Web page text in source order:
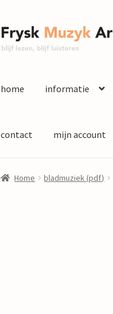
Ga
door
Ga
naar
home informatie
contact mijn account
Home bladmuziek (pdf)